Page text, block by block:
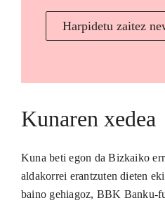
Harpidetu zaitez
Kunaren xedea
Kuna beti egon da Bizkaiko
aldakorrei erantzuten dieten
baino gehiagoz, BBK Banku-